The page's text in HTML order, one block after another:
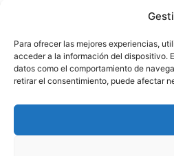
Para ofrecer las mejores experiencias,
acceder a la información del dispositivo.
datos como el comportamiento de
retirar el consentimiento, puede afectar